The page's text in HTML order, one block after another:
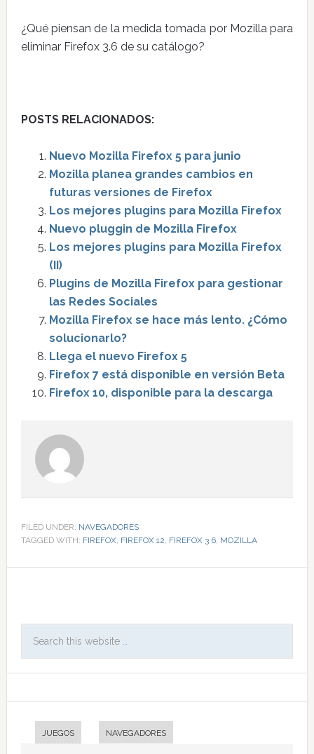
¿Qué piensan de la medida tomada por Mozilla para
eliminar Firefox 3.6 de su catálogo?
POSTS RELACIONADOS:
Nuevo Mozilla Firefox 5 para junio
Mozilla planea grandes cambios en
futuras versiones de Firefox
Los mejores plugins para Mozilla Firefox
Nuevo pluggin de Mozilla Firefox
Los mejores plugins para Mozilla Firefox
(II)
Plugins de Mozilla Firefox para gestionar
las Redes Sociales
Mozilla Firefox se hace más lento. ¿Cómo
solucionarlo?
Llega el nuevo Firefox 5
Firefox 7 está disponible en versión Beta
Firefox 10, disponible para la descarga
FILED UNDER: NAVEGADORES
TAGGED WITH: FIREFOX, FIREFOX 12, FIREFOX 3.6, MOZILLA
JUEGOS NAVEGADORES